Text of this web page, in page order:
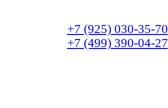
+7 (925) 030-35-70
+7 (499) 390-04-27